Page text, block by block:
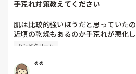
手荒れ対策教えてください
肌は比較的強いほうだと思っていたの
近頃の乾燥もあるのか手荒れが悪化
さい。手荒れは看護師あるあるですよ
ハンドクリーム
るる